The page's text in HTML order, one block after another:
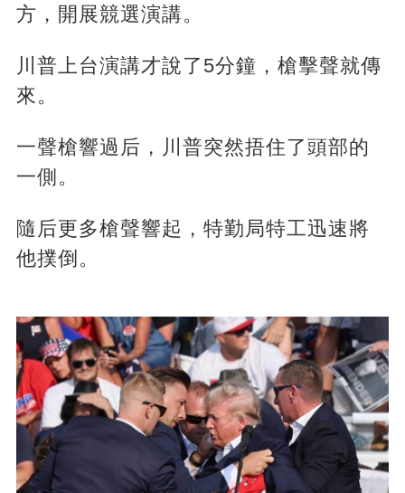
方，開展競選演講。
川普上台演講才說了5分鐘，槍擊聲就傳
來。
一聲槍響過后，川普突然捂住了頭部的
一側。
隨后更多槍聲響起，特勤局特工迅速將
他撲倒。